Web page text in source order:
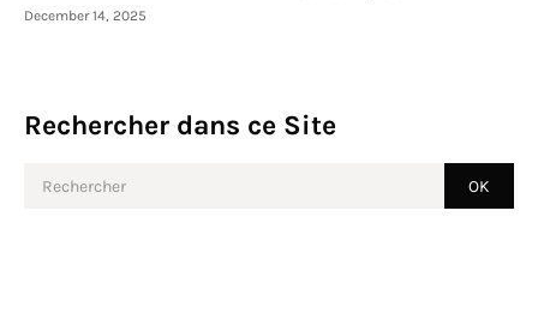
December 14, 2025
Rechercher dans ce Site